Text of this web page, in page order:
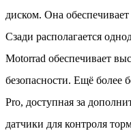
диском. Она
Сзади располагается
Motorrad обеспечивает
безопасности. Ещё более
Pro, доступная за
датчики для контроля